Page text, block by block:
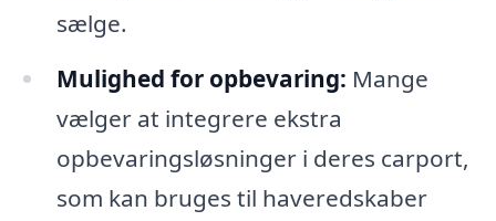
sælge.
Mulighed for opbevaring: Mange
vælger at integrere ekstra
opbevaringsløsninger i deres carport,
som kan bruges til haveredskaber